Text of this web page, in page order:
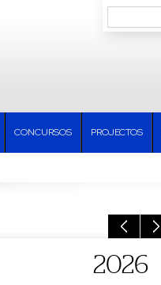
CONCURSOS PROJECTOS
2026